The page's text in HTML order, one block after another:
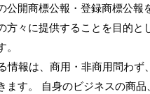
公開商標公報・登録商標公報
方々に提供することを目的と
情報は、商用・非商用問わず
ます。 自身のビジネスの商品